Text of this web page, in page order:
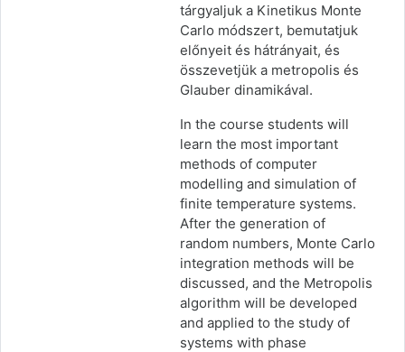
tárgyaljuk a Kinetikus Monte
Carlo módszert, bemutatjuk
előnyeit és hátrányait, és
összevetjük a metropolis és
Glauber dinamikával.
In the course students will
learn the most important
methods of computer
modelling and simulation of
finite temperature systems.
After the generation of
random numbers, Monte Carlo
integration methods will be
discussed, and the Metropolis
algorithm will be developed
and applied to the study of
systems with phase